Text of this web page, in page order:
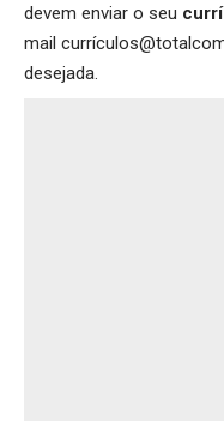
devem enviar o seu
mail
desejada.